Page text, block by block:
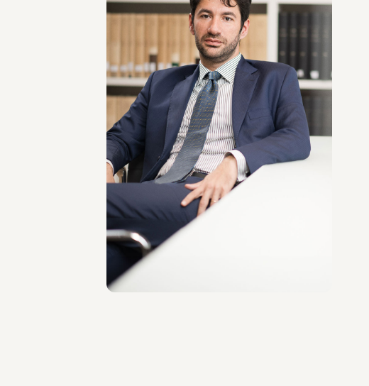
PARTNER
Alain Maria Dell'Osso
SEDI
Milano